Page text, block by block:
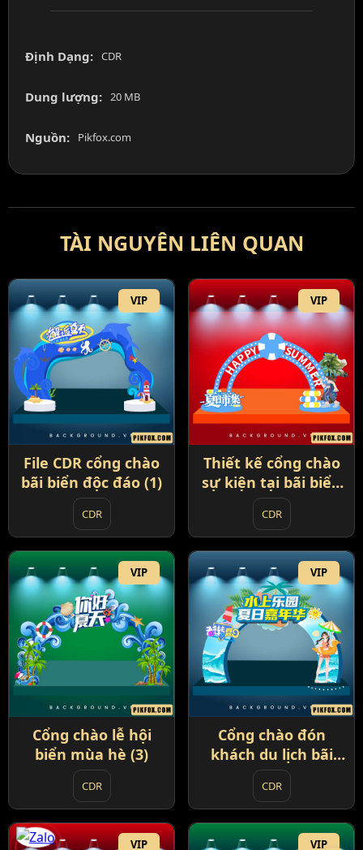
Định Dạng: CDR
Dung lượng: 20 MB
Nguồn: Pikfox.com
TÀI NGUYÊN LIÊN QUAN
VIP
File CDR cổng chào
bãi biển độc đáo (1)
CDR
VIP
Thiết kế cổng chào
sự kiện tại bãi biển
(2)
CDR
VIP
Cổng chào lễ hội
biển mùa hè (3)
CDR
VIP
Cổng chào đón
khách du lịch bãi
biển đẹp mắt
CDR
VIP VIP